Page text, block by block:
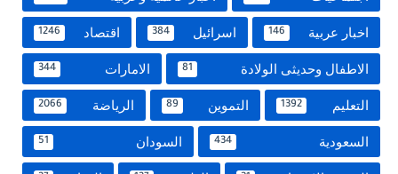
اخبار عربية 146 اسرائيل 384 اقتصاد 1246
الاطفال وحديثى الولادة 81 الامارات 344
التعليم 1392 التموين 89 الرياضة 2066
السعودية 434 السودان 51